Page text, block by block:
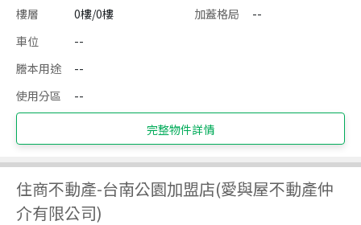
樓層
0樓/0樓 加蓋格局
--
車位
--
謄本用途
--
使用分區
--
完整物件詳情
住商不動產-台南公園加盟店(愛與屋不動產仲
介有限公司)